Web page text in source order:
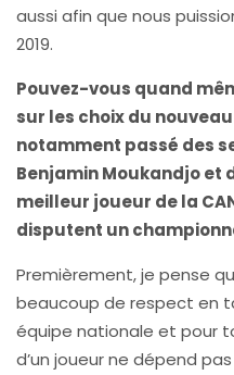
aussi afin que nous
2019.
Pouvez-vous quand
sur les choix du
notamment passé des
Benjamin Moukandjo et
meilleur joueur de la
disputent un
Premièrement, je pense
beaucoup de respect en
équipe nationale et pour
d’un joueur ne dépend